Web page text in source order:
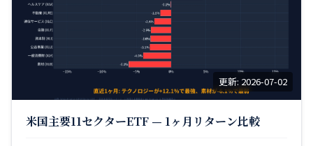
更新: 2026-07-02
米国主要11セクターETF — 1ヶ月リターン比較